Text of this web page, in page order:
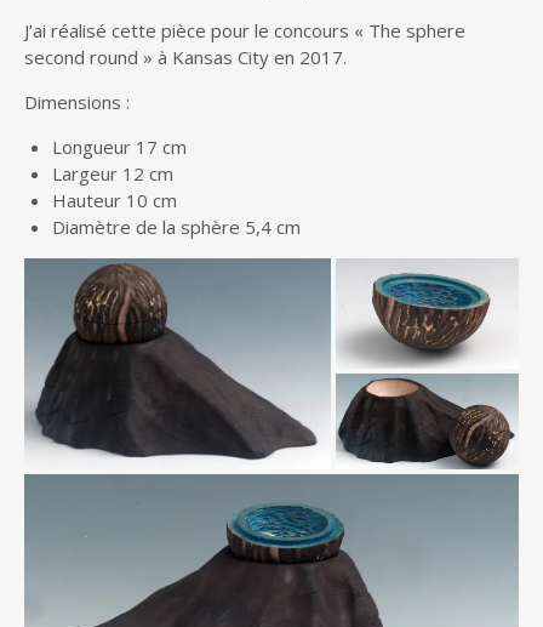
J’ai réalisé cette pièce pour le concours « The sphere
second round » à Kansas City en 2017.
Dimensions :
Longueur 17 cm
Largeur 12 cm
Hauteur 10 cm
Diamètre de la sphère 5,4 cm